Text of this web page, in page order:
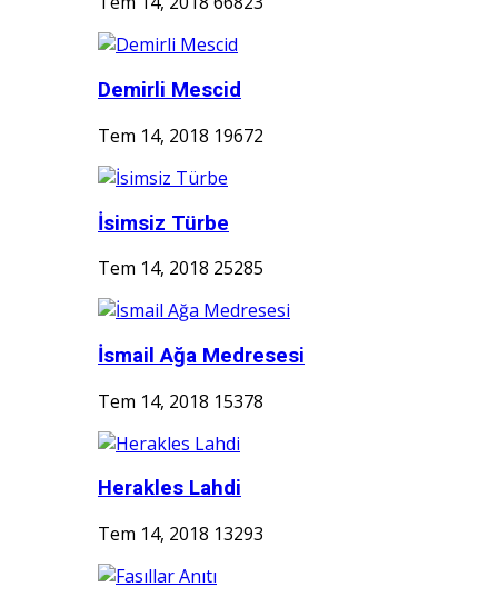
Demirli Mescid
Tem 14, 2018 19672
İsimsiz Türbe
Tem 14, 2018 25285
İsmail Ağa Medresesi
Tem 14, 2018 15378
Herakles Lahdi
Tem 14, 2018 13293